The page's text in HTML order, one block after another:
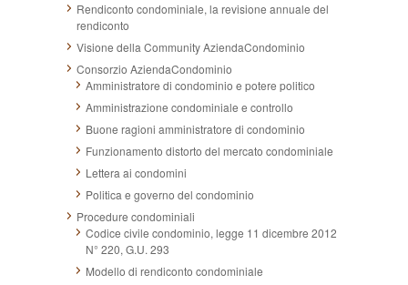
Rendiconto condominiale, la revisione annuale del
rendiconto
Visione della Community AziendaCondominio
Consorzio AziendaCondominio
Amministratore di condominio e potere politico
Amministrazione condominiale e controllo
Buone ragioni amministratore di condominio
Funzionamento distorto del mercato condominiale
Lettera ai condomini
Politica e governo del condominio
Procedure condominiali
Codice civile condominio, legge 11 dicembre 2012
N° 220, G.U. 293
Modello di rendiconto condominiale